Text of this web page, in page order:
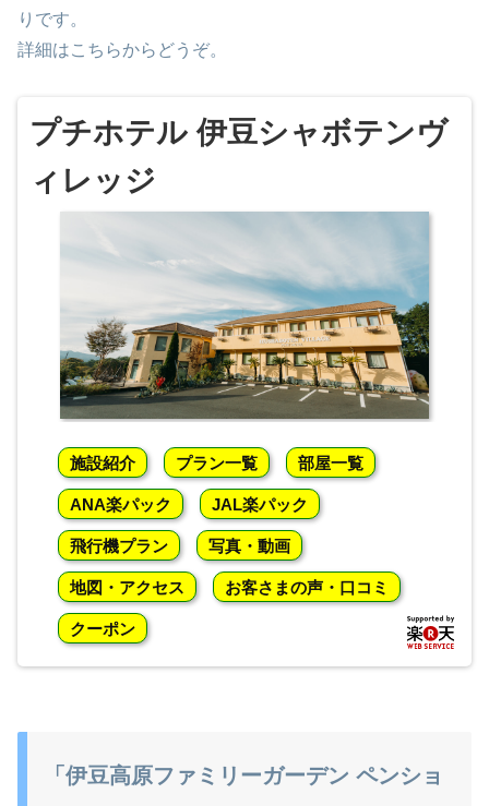
りです。
詳細はこちらからどうぞ。
プチホテル 伊豆シャボテンヴ
ィレッジ
施設紹介 プラン一覧 部屋一覧
ANA楽パック JAL楽パック
飛行機プラン 写真・動画
地図・アクセス お客さまの声・口コミ
クーポン
「伊豆高原ファミリーガーデン ペンショ